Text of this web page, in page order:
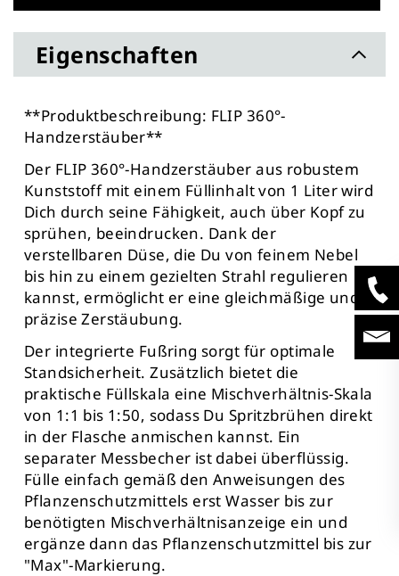
Eigenschaften
**Produktbeschreibung: FLIP 360°-
Handzerstäuber**
Der FLIP 360°-Handzerstäuber aus robustem
Kunststoff mit einem Füllinhalt von 1 Liter wird
Dich durch seine Fähigkeit, auch über Kopf zu
sprühen, beeindrucken. Dank der
verstellbaren Düse, die Du von feinem Nebel
bis hin zu einem gezielten Strahl regulieren
kannst, ermöglicht er eine gleichmäßige und
präzise Zerstäubung.
Der integrierte Fußring sorgt für optimale
Standsicherheit. Zusätzlich bietet die
praktische Füllskala eine Mischverhältnis-Skala
von 1:1 bis 1:50, sodass Du Spritzbrühen direkt
in der Flasche anmischen kannst. Ein
separater Messbecher ist dabei überflüssig.
Fülle einfach gemäß den Anweisungen des
Pflanzenschutzmittels erst Wasser bis zur
benötigten Mischverhältnisanzeige ein und
ergänze dann das Pflanzenschutzmittel bis zur
"Max"-Markierung.